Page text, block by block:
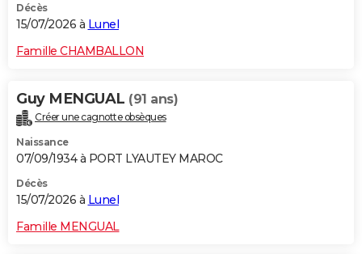
Décès
15/07/2026 à Lunel
Famille CHAMBALLON
Guy MENGUAL (91 ans)
Créer une cagnotte obsèques
Naissance
07/09/1934 à PORT LYAUTEY MAROC
Décès
15/07/2026 à Lunel
Famille MENGUAL